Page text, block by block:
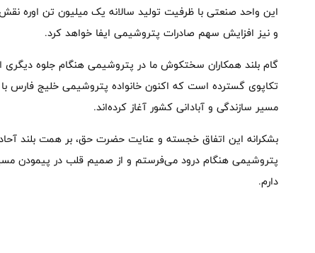
این واحد صنعتی با ظرفیت تولید سالانه یک میلیون تن اوره
و نیز افزایش سهم صادرات پتروشیمی ایفا خواهد کرد.
گام بلند همکاران سختکوش ما در پتروشیمی هنگام جلوه دیگری
تکاپوی گسترده است که اکنون خانواده پتروشیمی خلیج فارس
مسیر سازندگی و آبادانی کشور آغاز کرده‌اند.
بشکرانه این اتفاق خجسته و عنایت حضرت حق، بر همت بلند آحاد
پتروشیمی هنگام درود می‌فرستم و از صمیم قلب در پیمودن
دارم.